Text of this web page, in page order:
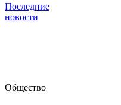
Последние
новости
Общество